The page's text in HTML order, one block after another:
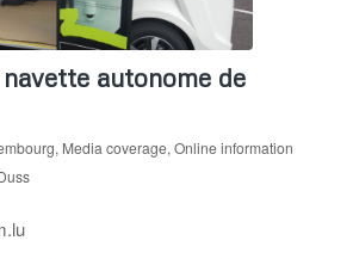
autonome de
, Media coverage, Online information